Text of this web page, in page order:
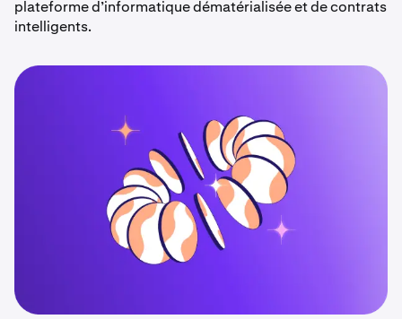
plateforme d’informatique dématérialisée et de contrats
intelligents.